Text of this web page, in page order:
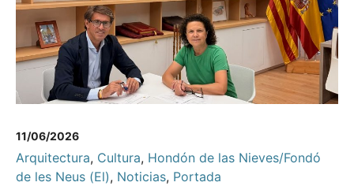
11/06/2026
Arquitectura, Cultura, Hondón de las Nieves/Fondó
de les Neus (El), Noticias, Portada